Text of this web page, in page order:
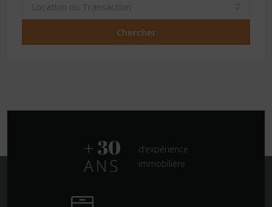
Location ou Transaction
Chercher
d’expérience
immobilière